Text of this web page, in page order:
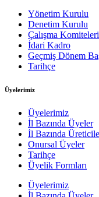
Yönetim Kurulu
Denetim Kurulu
Çalışma Komiteleri
İdari Kadro
Geçmiş Dönem
Tarihçe
Üyelerimiz
Üyelerimiz
İl Bazında Üyeler
İl Bazında
Onursal Üyeler
Tarihçe
Üyelik Formları
Üyelerimiz